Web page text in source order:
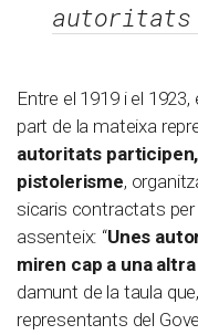
Entre el 1919 i el
part de la mateixa
autoritats
pistolerisme,
sicaris contractats per
assenteix: “Unes
miren cap a una
damunt de la taula
representants del